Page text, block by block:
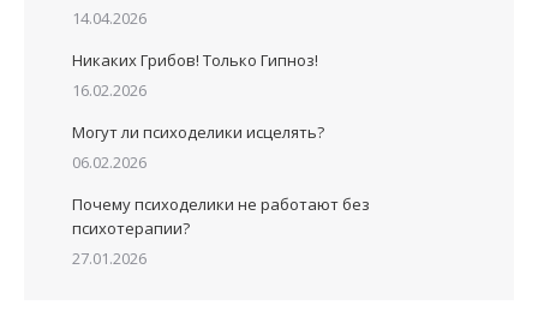
14.04.2026
Никаких Грибов! Только Гипноз!
16.02.2026
Могут ли психоделики исцелять?
06.02.2026
Почему психоделики не работают без
психотерапии?
27.01.2026